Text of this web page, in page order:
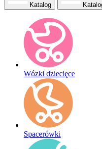
Katalog
Wózki dziecięce
Spacerówki